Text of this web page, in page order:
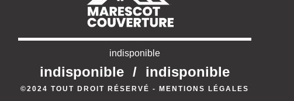
indisponible
indisponible / indisponible
©2024 TOUT DROIT RÉSERVÉ - MENTIONS LÉGALES